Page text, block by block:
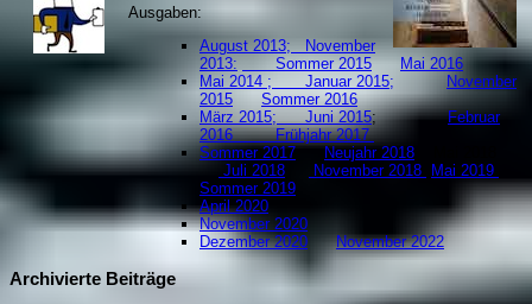
Ausgaben:
August 2013;
November
2013:
Sommer 2015
Mai 2016
Mai 2014 ; Januar 2015;
November
2015
Sommer 2016
März 2015;Juni 2015;Februar
2016Frühjahr 2017
Sommer 2017
Neujahr 2018
Juli 2018
November 2018
Mai 2019
Sommer 2019
April 2020
November 2020
Dezember 2020
November 2022
Archivierte Beiträge